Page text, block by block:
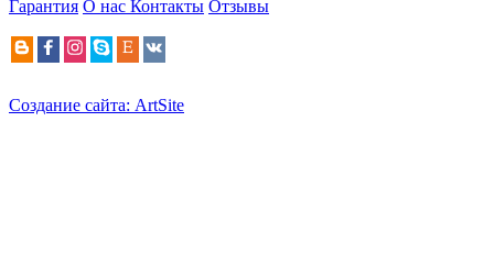
Гарантия О нас Контакты Отзывы
Создание сайта: ArtSite